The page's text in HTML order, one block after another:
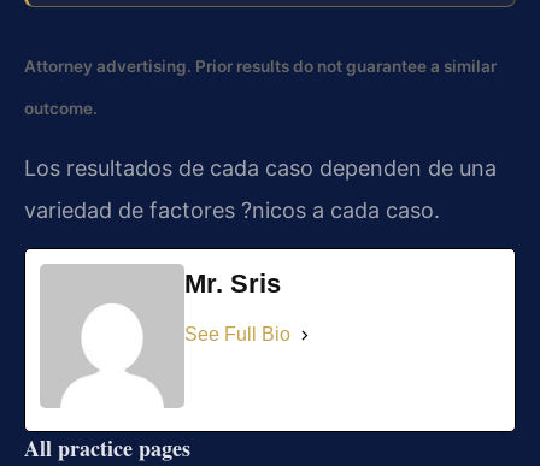
Attorney advertising. Prior results do not guarantee a similar
outcome.
Los resultados de cada caso dependen de una
variedad de factores ?nicos a cada caso.
Mr. Sris
See Full Bio
All practice pages